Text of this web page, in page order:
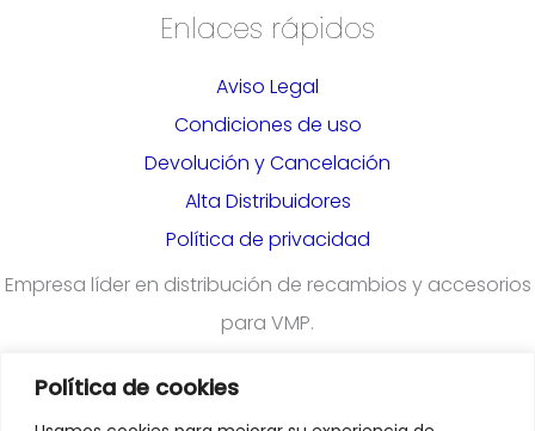
Política de cookies
Enlaces rápidos
Aviso Legal
Condiciones de uso
Devolución y Cancelación
Alta Distribuidores
Política de privacidad
Empresa líder en distribución de recambios y accesorios
para VMP.
¿Quieres darte de alta en nuestra plataforma para